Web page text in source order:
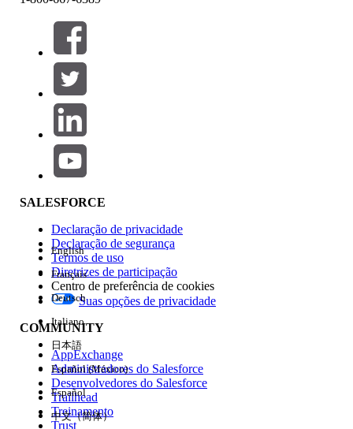
Filtrar por (0)
SELECIONAR FILTROS
Área de produtos
Impacto do recurso
Edição
Experiência
SALESFORCE
Declaração de privacidade
Declaração de segurança
Termos de uso
Diretrizes de participação
Centro de preferência de cookies
Suas opções de privacidade
COMMUNITY
AppExchange
Administradores do Salesforce
Desenvolvedores do Salesforce
Trailhead
Treinamento
Trust
English
Français
Deutsch
Italiano
日本語
Español (México)
Español
中文（简体）